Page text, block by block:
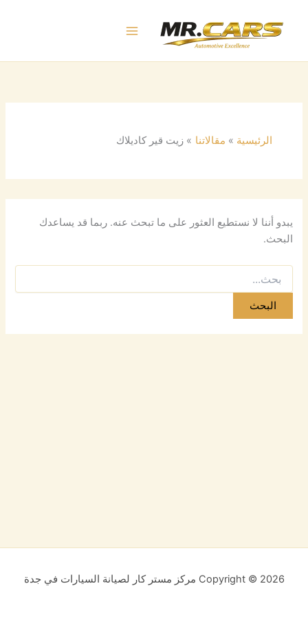
المحتوى
الرئيسية مقالاتنا زيت قير كاديلاك
يبدو أننا لا نستطيع العثور على ما تبحث عنه. ربما قد يساعدك
البحث.
عن:
Copyright © 2026 مركز مستر كار لصيانة السيارات في جدة